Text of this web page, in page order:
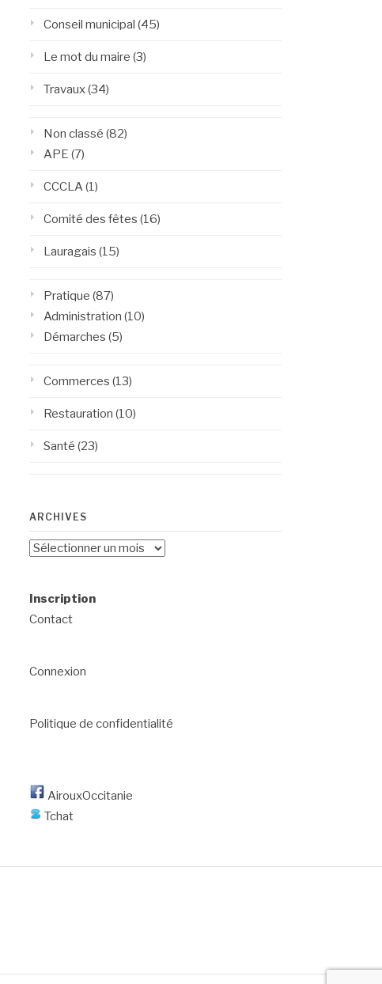
Conseil municipal (45)
Le mot du maire (3)
Travaux(34)
Non classé (82)
APE (7)
CCCLA(1)
Comité des fêtes (16)
Lauragais (15)
Pratique (87)
Administration (10)
Démarches (5)
Commerces (13)
Restauration (10)
Santé (23)
ARCHIVES
Archives
Inscription
Contact
Connexion
Politique de confidentialité
AirouxOccitanie
Tchat